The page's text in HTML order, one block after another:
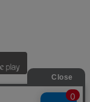
情報がいち早くチェック